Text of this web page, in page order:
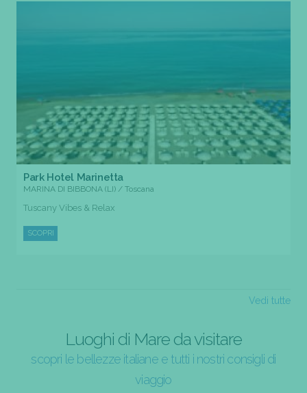
Park Hotel Marinetta
MARINA DI BIBBONA (LI) / Toscana
Tuscany Vibes & Relax
SCOPRI
Vedi tutte
Luoghi di Mare da visitare
scopri le bellezze italiane e tutti i nostri consigli di
viaggio